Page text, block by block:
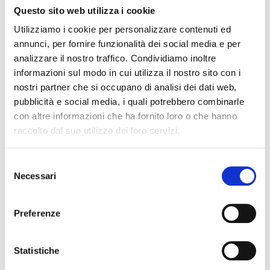
Questo sito web utilizza i cookie
Utilizziamo i cookie per personalizzare contenuti ed
annunci, per fornire funzionalità dei social media e per
analizzare il nostro traffico. Condividiamo inoltre
informazioni sul modo in cui utilizza il nostro sito con i
nostri partner che si occupano di analisi dei dati web,
pubblicità e social media, i quali potrebbero combinarle
con altre informazioni che ha fornito loro o che hanno
raccolto dal suo utilizzo dei loro servizi.
delNecessari
Preferenze
Statistiche
I nostri contatti
HR Parcel S.r.l.
Francolino di Carpiano (MI)
C.F. / P.IVA. 06415880969
Il numero verde 800 933 311 è attivo dal
l'assistenza sui prodotti postali.